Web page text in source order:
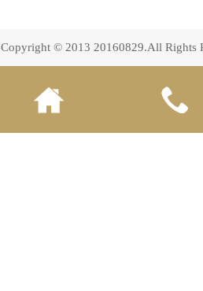
Copyright © 2013 20160829.All Rights